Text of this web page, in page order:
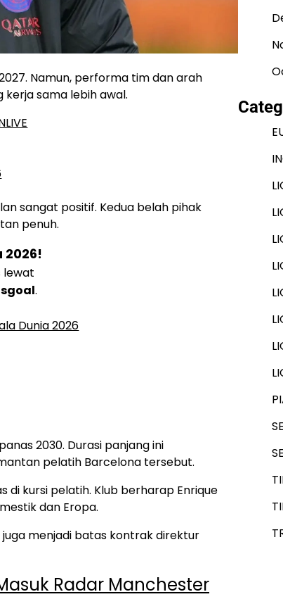
Namun, performa tim dan arah
sama lebih awal.
sangat positif. Kedua belah pihak
penuh.
2026!
lewat
.
2030. Durasi panjang ini
pelatih Barcelona tersebut.
di kursi pelatih. Klub berharap Enrique
dan Eropa.
menjadi batas kontrak direktur
Radar Manchester